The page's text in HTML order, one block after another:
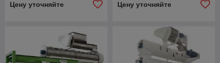
Цену уточняйте Цену уточняйте